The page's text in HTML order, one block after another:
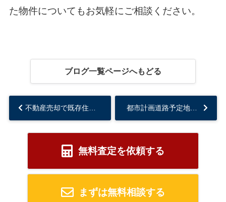
た物件についてもお気軽にご相談 ください。
ブログ一覧ページへもどる
無料査定を依頼する
まずは無料相談する